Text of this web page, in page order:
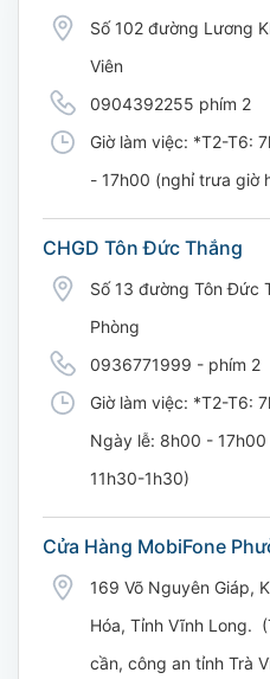
Số 102 đường Lương
Viên
0904392255 phím 2
Giờ làm việc: *T2-T6:
- 17h00 (nghỉ trưa giờ
CHGD Tôn Đức Thắng
Số 13 đường Tôn Đức
Phòng
0936771999 - phím 2
Giờ làm việc: *T2-T6:
Ngày lễ: 8h00 -
11h30-1h30)
Cửa Hàng MobiFone
169 Võ Nguyên Giáp,
Hóa, Tỉnh Vĩnh Long.
cần, công an tỉnh Trà